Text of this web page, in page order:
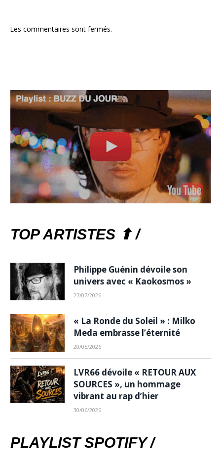
Les commentaires sont fermés.
TOP ARTISTES ⬆ /
Philippe Guénin dévoile son
univers avec « Kaokosmos »
27/07/2026
« La Ronde du Soleil » : Milko
Meda embrasse l’éternité
20/05/2026
LVR66 dévoile « RETOUR AUX
SOURCES », un hommage
vibrant au rap d’hier
30/06/2026
PLAYLIST SPOTIFY /